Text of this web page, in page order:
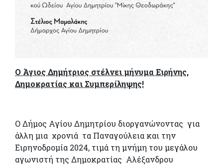
Ο Άγιος Δημήτριος στέλνει μήνυμα Ειρήνης,
Δημοκρατίας και Συμπερίληψης!
Ο Δήμος Αγίου Δημητρίου διοργανώνοντας για
άλλη μια χρονιά τα Παναγούλεια και την
Ειρηνοδρομία 2024, τιμά τη μνήμη του μεγάλου
αγωνιστή της Δημοκρατίας Αλέξανδρου